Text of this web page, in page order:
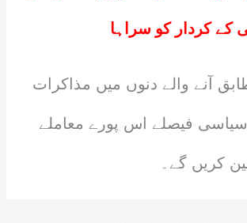
کے کردار کو سراہا
آنے والے دنوں میں مذاکرات
سیاسی فیصلے اس پورے معاملے
کریں گے۔